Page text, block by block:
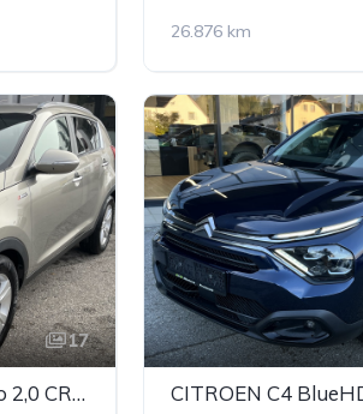
26.876 km
17
KIA Sportage Active Pro 2,0 CRDI 4WD DPF Aut.